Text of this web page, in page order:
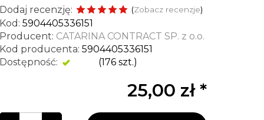
Dodaj recenzję: (Zobacz recenzje)
Kod: 5904405336151
Producent: CATARINA CONTRACT SP. z o.o.
Kod producenta: 5904405336151
Dostępność:
(176 szt.)
25,00 zł *